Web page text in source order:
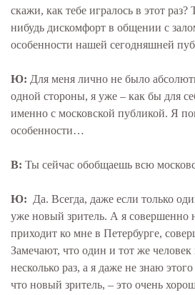
скажи, как тебе игралось в этот
нибудь дискомфорт в общении с
особенности нашей сегодняшней
Ю: Для меня лично не было
одной стороны, я уже – как бы для
именно с московской публикой. Я
особенности…
В: Ты сейчас обобщаешь всю
Ю: Да. Всегда, даже если только
уже новый зритель. А я совершенно
приходит ко мне в Петербурге,
Замечают, что один и тот же
несколько раз, а я даже не знаю
что новый зритель, – это очень